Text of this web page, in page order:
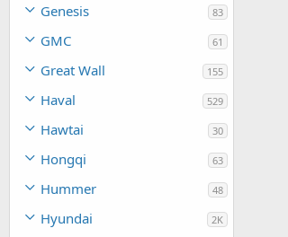
Genesis 83
GMC 61
Great Wall 155
Haval 529
Hawtai 30
Hongqi 63
Hummer 48
Hyundai 2K